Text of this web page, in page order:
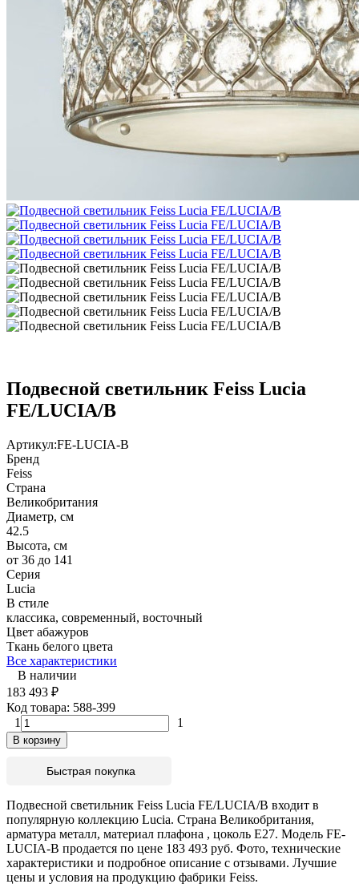
Подвесной светильник Feiss Lucia
FE/LUCIA/B
Артикул:FE-LUCIA-B
Бренд
Feiss
Страна
Великобритания
Диаметр, см
42.5
Высота, см
от 36 до 141
Серия
Lucia
В стиле
классика, современный, восточный
Цвет абажуров
Ткань белого цвета
Все характеристики
В наличии
183 493 ₽
Код товара: 588-399
1
1
В корзину
Быстрая покупка
Подвесной светильник Feiss Lucia FE/LUCIA/B входит в
популярную коллекцию Lucia. Страна Великобритания,
арматура металл, материал плафона , цоколь E27. Модель FE-
LUCIA-B продается по цене 183 493 руб. Фото, технические
характеристики и подробное описание с отзывами. Лучшие
цены и условия на продукцию фабрики Feiss.